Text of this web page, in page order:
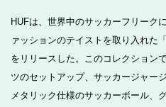
HUFは、世界中のサッカーフリーク
ァッションのテイストを取り入れた
をリリースした。このコレクション
ツのセットアップ、サッカージャー
メタリック仕様のサッカーボール、